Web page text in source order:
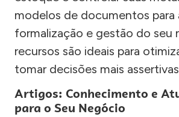
modelos de documentos para
formalização e gestão do seu
recursos são ideais para
tomar decisões mais
Artigos: Conhecimento e
para o Seu Negócio